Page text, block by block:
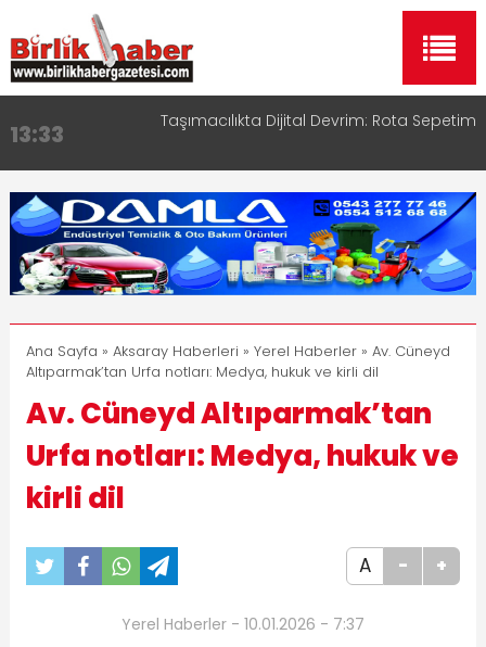
17:15
Aksaray OSB Bölge Müdürü Makam Koltuğunu
16:00
Aksaray Esnaf Rehberi ile Google ve Yapay Zeka
Aramalarında Öne Çıkın
8:23 Aksaray Esnaf Rehberi Hizmete Girdi
11:30
Birlikhaber.com Yayın Hayatına Başladı | Hızlı ve
Akıllı Haber Platformu
13:33 Taşımacılıkta Dijital Devrim: Rota Sepetim
Ana Sayfa » Aksaray Haberleri » Yerel Haberler» Av. Cüneyd
Altıparmak’tan Urfa notları: Medya, hukuk ve kirli dil
Av. Cüneyd Altıparmak’tan
Urfa notları: Medya, hukuk ve
kirli dil
A - +
Yerel Haberler - 10.01.2026 - 7:37